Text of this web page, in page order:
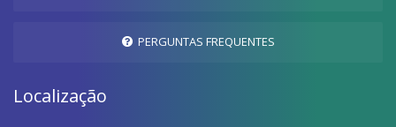
PERGUNTAS FREQUENTES
Localização